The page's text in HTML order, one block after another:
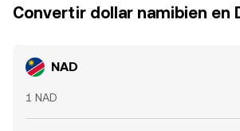
Convertir dollar namibien en
NAD
1 NAD